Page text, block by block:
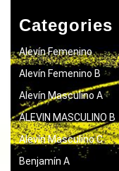
Categories
Alevín Femenino
Alevín Femenino B
Alevín Masculino A
ALEVIN MASCULINO B
Alevín Masculino C
Benjamín A